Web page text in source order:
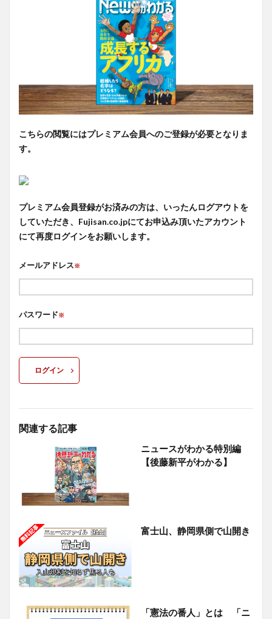
こちらの閲覧にはプレミアム会員へのご登録が必要となりま
す。
プレミアム会員登録がお済みの方は、いったんログアウトを
していただき、Fujisan.co.jpにてお申込み頂いたアカウント
にて再度ログインをお願いします。
メールアドレス※
パスワード※
ログイン
関連する記事
ニュースがわかる特別編
【後藤新平がわかる】
富士山、静岡県側で山開き
「憲法の番人」とは 「ニ